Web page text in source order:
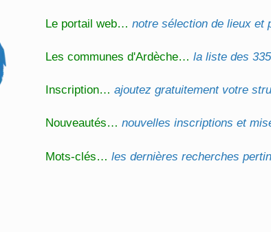
Le portail web… notre sélection de lieux et
Les communes d'Ardèche… la liste des
Inscription… ajoutez gratuitement votre
Nouveautés… nouvelles inscriptions et
Mots-clés… les dernières recherches